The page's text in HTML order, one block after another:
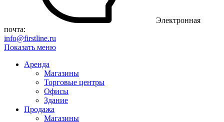
Электронная
почта:
info@firstline.ru
Показать меню
Аренда
Магазины
Торговые центры
Офисы
Здание
Продажа
Магазины